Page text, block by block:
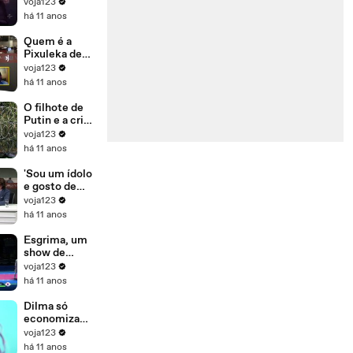
geração
há 11 anos
Quem é a
Pixuleka de
Lula?
voja123
há 11 anos
O filhote de
Putin e a crise
de refugiados
voja123
há 11 anos
'Sou um ídolo
e gosto de
inspirar os
mais novos',
Fittipaldi
voja123
há 11 anos
Esgrima, um
show de
técnica
voja123
há 11 anos
Dilma só
economiza
em
arrependimen
voja123
há 11 anos